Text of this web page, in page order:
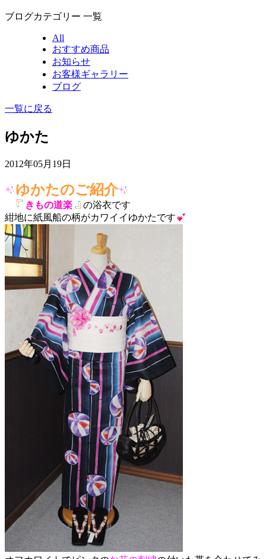
ブログカテゴリー 一覧
All
おすすめ商品
お知らせ
お客様ギャラリー
ブログ
一覧に戻る
ゆかた
2012年05月19日
ゆかたのご紹介
きもの道楽
の浴衣です
紺地に紙風船の柄がカワイイゆかたです